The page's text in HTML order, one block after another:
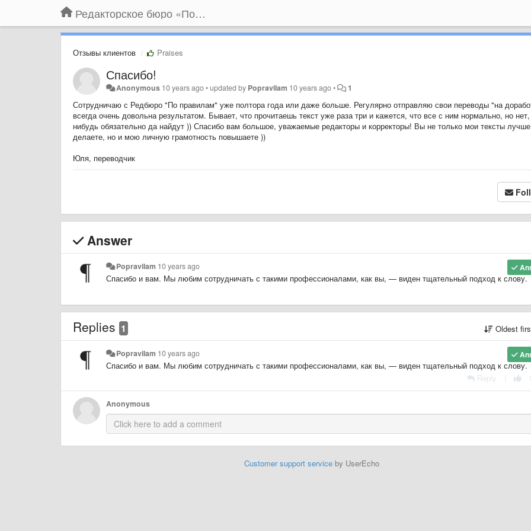
Редакторское бюро «По правилам»
Отзывы клиентов Praises
Спасибо!
Anonymous 10 years ago•updated by Popravilam 10 years ago• 1
Сотрудничаю с Редбюро "По правилам" уже полтора года или даже больше. Регулярно отправляю свои переводы "на
всегда очень довольна результатом. Бывает, что прочитаешь текст уже раза три и кажется, что все с ним нормально, но
нибудь обязательно да найдут )) Спасибо вам большое, уважаемые редакторы и корректоры! Вы не только мои тексты лучше
делаете, но и мою личную грамотность повышаете ))
Юля, переводчик
Answer
Popravilam 10 years ago
Спасибо и вам. Мы любим сотрудничать с такими профессионалами, как вы, — виден тщательный подход к слову.
Replies 1 Oldest
Popravilam 10 years ago
Спасибо и вам. Мы любим сотрудничать с такими профессионалами, как вы, — виден тщательный подход к слову.
Reply
Anonymous
Customer support serviceby UserEcho